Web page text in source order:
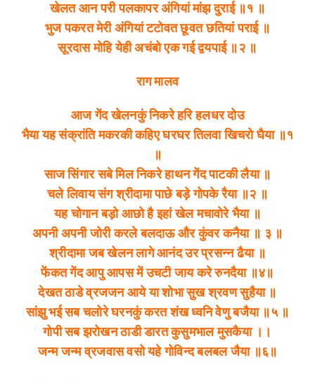
खेलत आन परी पलकापर अंगियां मांझ दुराई ॥१ ॥
भुज पकरत मेरी अंगियां टटोवत छूवत छतियां पराई ॥
सूरदास मोहि येही अचंबो एक गई द्वयपाई ॥२ ॥
राग मालव
आज गेंद खेलनकुं निकरे हरि हलधर दोउ
भैया यह संक्रांति मकरकी कहिए घरघर तिलवा खिचरो घैया ॥१
॥
साज सिंगार सबे मिल निकरे हाथन गेंद पाटकी लैया ॥
चले लिवाय संग श्रीदामा पाछे बड़े गोपके रैया ॥२ ॥
यह चोगान बड़ो आछो है इहां खेल मचावोरे भैया ॥
अपनी अपनी जोरी करले बलदाऊ और कुंवर कनैया ॥ ३ ॥
श्रीदामा जब खेलन लागे आनंद उर प्रसन्न ढैया ॥
फेंकत गेंद आपु आपस में उचटी जाय करे रुनदैया ॥४॥
देखत ठाडे व्रजजन आये या शोभा सुख श्रवण सुहैया ॥
सांझु भई सब चलोरे घरनकुं करत शंख ध्वनि वेणु बजैया ॥५ ॥
गोपी सब झरोखन ठाडी डारत कुसुमभाल मुसकैया ।।
जन्म जन्म व्रजवास वसो यहे गोविन्द बलबल जैया ॥६॥